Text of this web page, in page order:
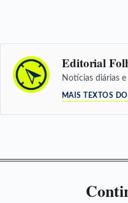
Editorial
Notícias diárias
MAIS TEXTOS